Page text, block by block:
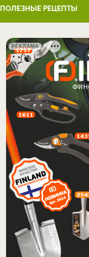
ПОЛЕЗНЫЕ РЕЦЕПТЫ
РЕКЛАМА